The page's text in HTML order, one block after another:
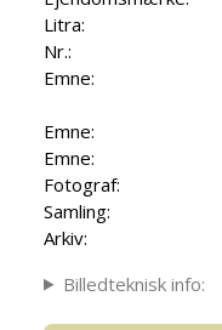
Litra:
Nr.:
Emne:
Emne:
Emne:
Fotograf:
Samling:
Arkiv:
Billedteknisk info: